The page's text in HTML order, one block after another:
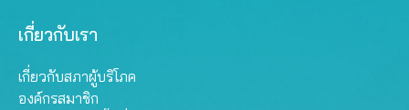
เกี่ยวกับเรา
เกี่ยวกับสภาผู้บริโภค
องค์กรสมาชิก